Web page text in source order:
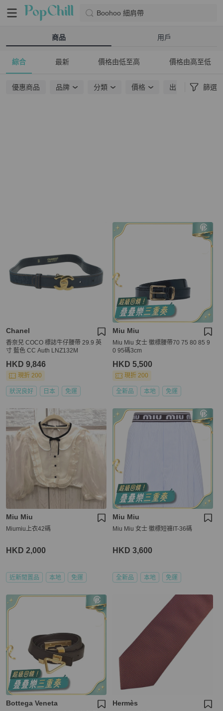
Boohoo 細肩帶
商品 用戶
綜合 最新 價格由低至高 價格由高至低
優惠商品 品牌 分類 價格 出貨地點 篩選
Chanel
香奈兒 COCO 標誌牛仔腰帶 29.9 英
寸 藍色 CC Auth LNZ132M
HKD 9,846
現折 200
狀況良好 日本 免運
Miu Miu
Miu Miu 女士 徽標腰帶70 75 80 85 9
0 95碼3cm
HKD 5,500
現折 200
全新品 本地 免運
Miu Miu
Miumiu上衣42碼
HKD 2,000
近新閒置品 本地 免運
Miu Miu
Miu Miu 女士 徽標短褲IT-36碼
HKD 3,600
全新品 本地 免運
Bottega Veneta Hermès